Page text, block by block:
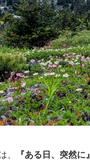
、 『ある日、突然に』